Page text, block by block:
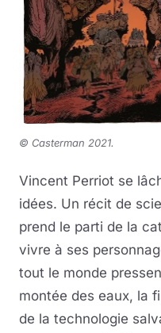
© Casterman 2021.
Vincent Perriot se
idées. Un récit de
prend le parti de la
vivre à ses
tout le monde
montée des eaux, la
de la technologie